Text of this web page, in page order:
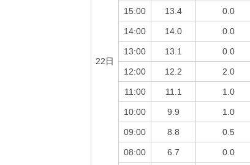
22日
15:00 13.4 0.0
14:00 14.0 0.0
13:00 13.1 0.0
12:00 12.2 2.0
11:00 11.1 1.0
10:00 9.9 1.0
09:00 8.8 0.5
08:00 6.7 0.0